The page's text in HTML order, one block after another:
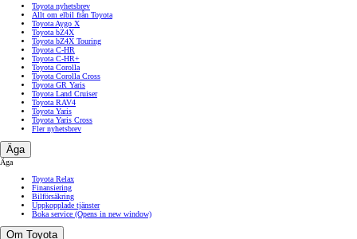
Toyota nyhetsbrev
Allt om elbil från Toyota
Toyota Aygo X
Toyota bZ4X
Toyota bZ4X Touring
Toyota C-HR
Toyota C-HR+
Toyota Corolla
Toyota Corolla Cross
Toyota GR Yaris
Toyota Land Cruiser
Toyota RAV4
Toyota Yaris
Toyota Yaris Cross
Fler nyhetsbrev
Äga
Äga
Toyota Relax
Finansiering
Bilförsäkring
Uppkopplade tjänster
Boka service (Opens in new window)
Om Toyota